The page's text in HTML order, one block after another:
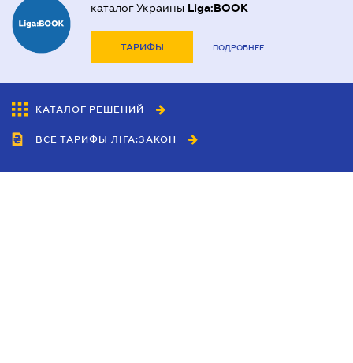
каталог Украины Liga:BOOK
ТАРИФЫ ПОДРОБНЕЕ
КАТАЛОГ РЕШЕНИЙ
ВСЕ ТАРИФЫ ЛІГА:ЗАКОН